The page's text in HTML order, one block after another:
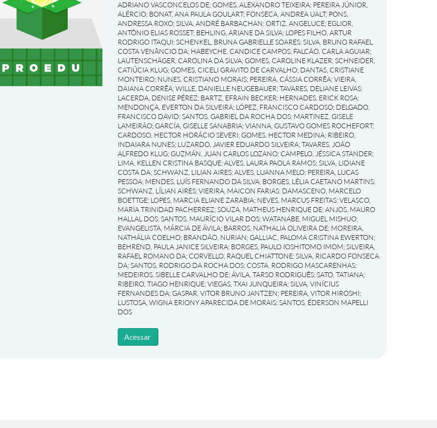
ADRIANO VASCONCELOS DE; GOMES, ALEXANDRO TEIXEIRA; PEREIRA JÚNIOR,
ALÉRCIO; BONAT, ANA PAULA GOULART; FONSECA, ANDREA UALT; PONS,
ANDRESSA ROXO;SILVA, ANDRÉ BARBACHAN;ORTIZ, ANGELUCE; EGLIOR,
ANTÔNIO ELIAS ROSSET; BEHLING, ARIANE DA SILVA; LOPES FILHO, ARTUR
RODRIGO ITAQUI;SCHENKEL, BRUNA GABRIELLE SOARES;SILVA, BRUNO RAFAEL
COSTA VENÂNCIO DA; HABEYCHE, CANDICE CAMPOS; FALCÃO, CARLA AGUIAR;
LAUTENSCHÄGER, CAROLINA DA SILVA; GOMES, CAROLINE KLAZER;SCHNEIDER,
CATIÚCIA KLUG; GOMES, CICELI GRAVITO DE CARVALHO; DANTAS, CRISTIANE
MONTEIRO; NUNES, CRISTIANO MORAIS; PEREIRA, CÁSSIA CORRÊA;VIEIRA,
DAIANA CORRÊA;WILLE, DANIELLE NEUGEBAUER;TAVARES, DELIANE LEIVAS;
LACERDA, DENISE PÉREZ; BARTZ, EFRAIN BECKER; HERNADES, ERICK ROSA;
MENDONÇA, EVERTON DA SILVEIRA; LÓPEZ, FRANCISCO CARDOSO; DELGADO,
FRANCISCO DAVID;SANTOS, GABRIEL DA ROCHA DOS; MARTINEZ, GISELE
LAMEIRÃO; GARCÍA, GISELLE SANABRIA;VIANNA, GUSTAVO GOMES ROCHEFORT;
CARDOSO, HECTOR HORÁCIO SEVERI; GOMES, HECTOR MEDINA; RIBEIRO,
INDAIARA NUNES; LUZARDO, JAVIER EDUARDO SILVEIRA;TAVARES, JOÃO
ALFREDO KLUG; GUZMÁN, JUAN CARLOS LOZANO; CAMPELO, JÉSSICA STANDER;
LIMA, KELLEN CRISTINA BASQUE;ALVES, LAURA PAOLA RAMOS;SILVA, LIDIANE
COSTA DA;SCHWANZ, LILIAN AIRES;ALVES, LUANNA MELO; PEREIRA, LUCAS
PESSOA; MENDES, LUÍS FERNANDO DA SILVA; BORGES, LÉLIA CAETANO MARTINS;
SCHWANZ, LÍLIAN AIRES;VIERIRA, MAICON FARIAS; DAMASCENO, MARCELO
BOETTGE; LOPES, MARCIA ELIANE ZARABIA; NEVES, MARCUS FREITAS;VELASCO,
MARIA TRINIDAD PACHERREZ;SOUZA, MATHEUS HENRIQUE DE;ANJOS, MAURO
HALLAL DOS;SANTOS, MAURÍCIO VILAR DOS;WATANABE, MIGUEL MISHUO;
EVANGELISTA, MÁRCIA DE ÁVILA; BARROS, NATHALIA OLIVEIRA DE; MOREIRA,
NATHÁLIA COELHO; BRANDÃO, NURIAN; GALLIAC, PALOMA CRISTINA EWERTON;
BEHREND, PAULA JANICE SILVEIRA; BORGES, PAULO IOSHITOMO IMOM;SILVEIRA,
RAFAEL ROMANO DA; CORVELLO, RAQUEL CHIATTONE;SILVA, RICARDO FONSECA
DA;SANTOS, RODRIGO DA ROCHA DOS; COSTA, RODRIGO MASCARENHAS;
MEDEIROS, SIBELLE CARVALHO DE;ÁVILA, TARSO RODRIGUÊS;SATO, TATIANA;
RIBEIRO, TIAGO HENRIQUE;VIEGAS, TXAI JUNQUEIRA;SILVA, VINÍCIUS
FERNANDES DA; GASPAR, VITOR BRUNO JANTZEN; PEREIRA, VITOR HIROSHI;
LUSTOSA, WIGNA ERIONY APARECIDA DE MORAIS;SANTOS, ÉDERSON MAPELLI
DOS
Acessar